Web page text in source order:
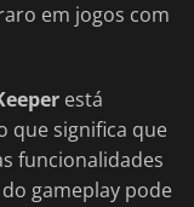
em jogos com
está
que significa que
funcionalidades
gameplay pode